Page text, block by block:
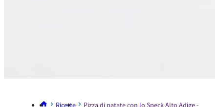
Ricette Pizza di patate con lo Speck Alto Adige - ricetta